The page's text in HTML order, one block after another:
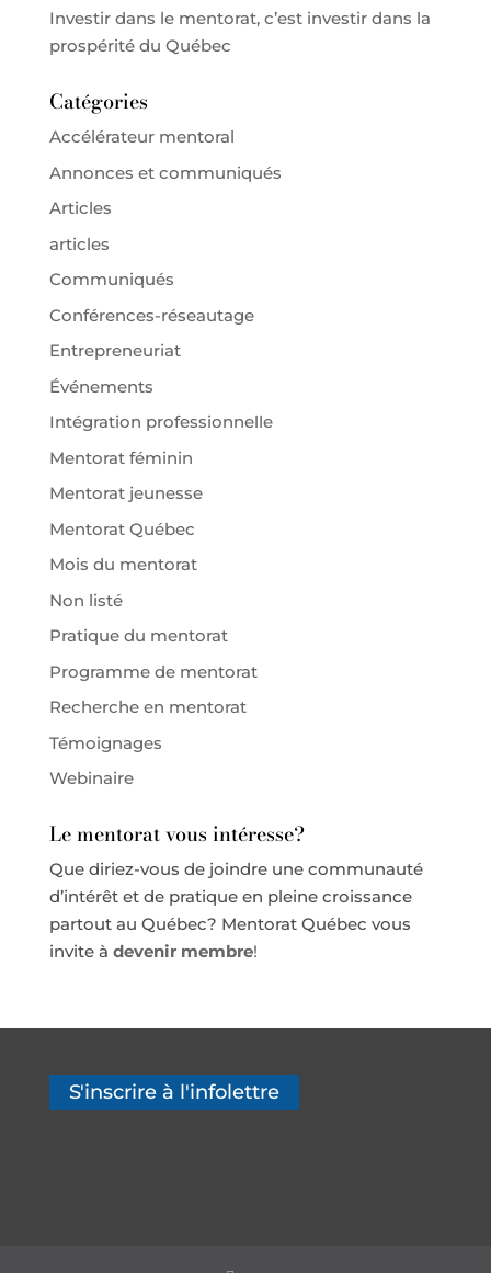
Investir dans le mentorat, c’est investir dans la
prospérité du Québec
Catégories
Accélérateur mentoral
Annonces et communiqués
Articles
articles
Communiqués
Conférences-réseautage
Entrepreneuriat
Événements
Intégration professionnelle
Mentorat féminin
Mentorat jeunesse
Mentorat Québec
Mois du mentorat
Non listé
Pratique du mentorat
Programme de mentorat
Recherche en mentorat
Témoignages
Webinaire
Le mentorat vous intéresse?
Que diriez-vous de joindre une communauté
d’intérêt et de pratique en pleine croissance
partout au Québec? Mentorat Québec vous
invite à devenir membre!
S'inscrire à l'infolettre